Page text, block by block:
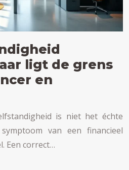
ligt de grens
en
is niet het échte
van een financieel
Een correct…